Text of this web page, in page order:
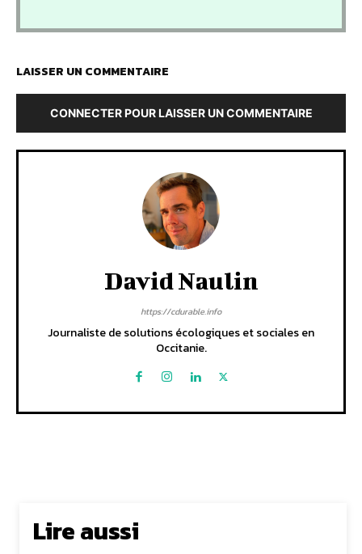
LAISSER UN COMMENTAIRE
CONNECTER POUR LAISSER UN COMMENTAIRE
David Naulin
https://cdurable.info
Journaliste de solutions écologiques et sociales en
Occitanie.
Lire aussi